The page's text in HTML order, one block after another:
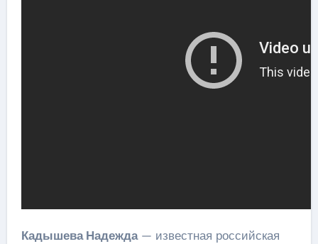
Кадышева Надежда— известная российская